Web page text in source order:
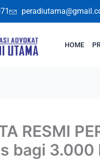
HOME
RESMI
bagi 3.000